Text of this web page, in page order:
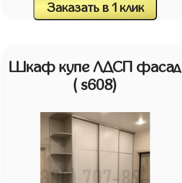
Заказать в 1 клик
Шкаф купе ЛДСП фасад
( s608)